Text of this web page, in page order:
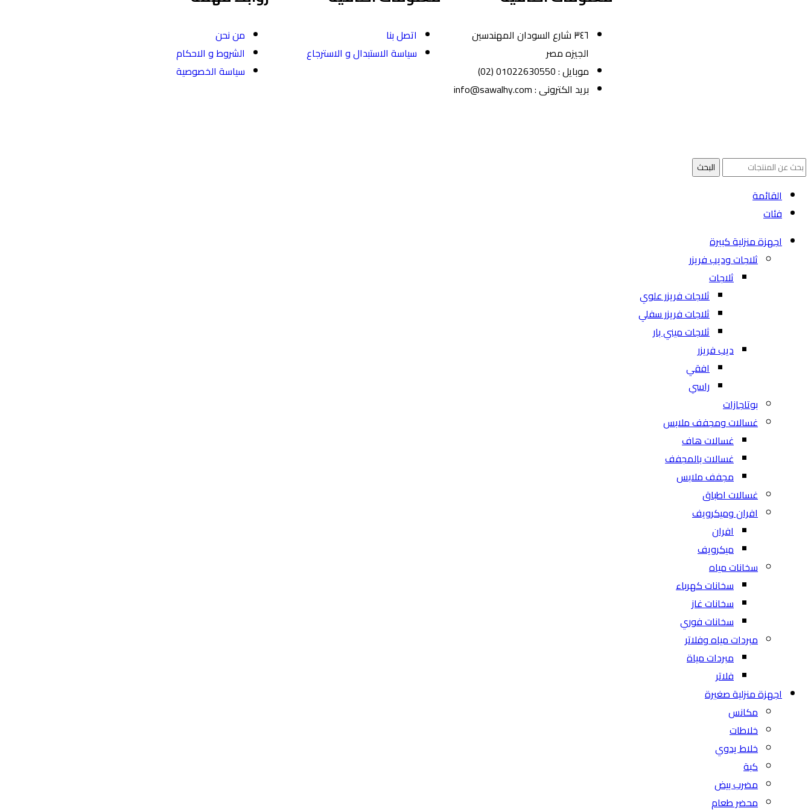
٣٤٦ شارع السودان المهندسين
الجيزه مصر
موبايل : 01022630550 (02)
بريد الكترونى : info@sawalhy.com
اتصل بنا
سياسة الاستبدال و الاسترجاع
من نحن
الشروط و الاحكام
سياسة الخصوصية
البحث
القائمة
فئات
اجهزة منزلية كبيرة
ثلاجات وديب فريزر
ثلاجات
ثلاجات فريزر علوي
ثلاجات فريزر سفلي
ثلاجات ميني بار
ديب فريزر
افقي
راسي
بوتاجازات
غسالات ومجفف ملابس
غسالات هاف
غسالات بالمجفف
مجفف ملابس
غسالات اطباق
افران وميكرويف
افران
ميكرويف
سخانات مياه
سخانات كهرباء
سخانات غاز
سخانات فوري
مبردات مياه وفلاتر
مبردات مياة
فلاتر
اجهزة منزلية صغيرة
مكانس
خلاطات
خلاط يدوي
كبة
مضرب بيض
محضر طعام